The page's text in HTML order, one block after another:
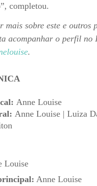
completou.
mais sobre este e outros
acompanhar o perfil no
.
Anne Louise
Anne Louise | Luiza
Louise
Anne Louise